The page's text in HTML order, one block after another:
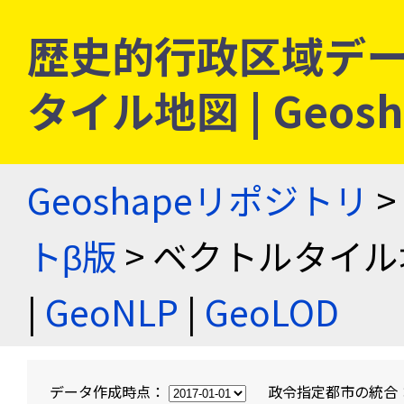
歴史的行政区域デ
タイル地図 |
Geoshapeリポジトリ >
トβ版 > ベクトルタイ
| GeoNLP | GeoLOD
データ作成時点： 政令指定都市の統